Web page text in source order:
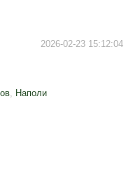
2026-02-23 15:12:04
, Наполи